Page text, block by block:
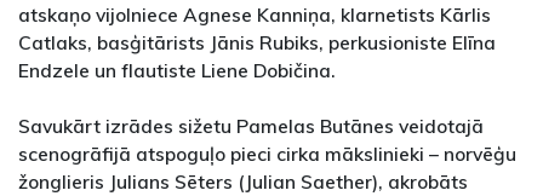
atskaņo vijolniece Agnese Kanniņa, klarnetists Kārlis
Catlaks, basģitārists Jānis Rubiks, perkusioniste Elīna
Endzele un flautiste Liene Dobičina.
Savukārt izrādes sižetu Pamelas Butānes veidotajā
scenogrāfijā atspoguļo pieci cirka mākslinieki – norvēģu
žonglieris Julians Sēters (Julian Saether), akrobāts